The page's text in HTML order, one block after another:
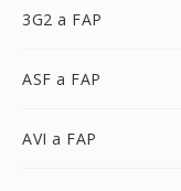
3G2 a FAP
ASF a FAP
AVI a FAP